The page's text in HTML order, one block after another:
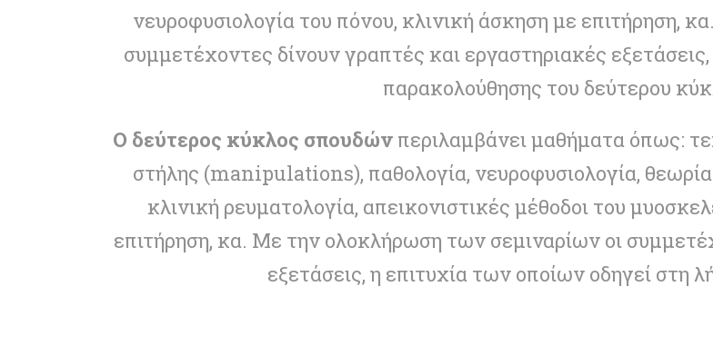
νευροφυσιολογία του πόνου, κλινική άσκηση με επιτήρηση,
συμμετέχοντες δίνουν γραπτές και εργαστηριακές
παρακολούθησης του δεύτερου
Ο δεύτερος κύκλος σπουδώνπεριλαμβάνει μαθήματα όπως:
στήλης (manipulations), παθολογία, νευροφυσιολογία,
κλινική ρευματολογία, απεικονιστικές μέθοδοι του
επιτήρηση, κα. Με την ολοκλήρωση των σεμιναρίων οι
εξετάσεις, η επιτυχία των οποίων οδηγεί στη